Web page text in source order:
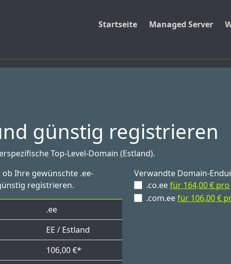
Startseite Managed Server
günstig registrieren
Top-Level-Domain (Estland).
Ihre gewünschte .ee-
registrieren.
.ee
EE / Estland
106,00 €*
Verwandte Domain-
.co.eefür 164,00 € pro
.com.eefür 106,00 €